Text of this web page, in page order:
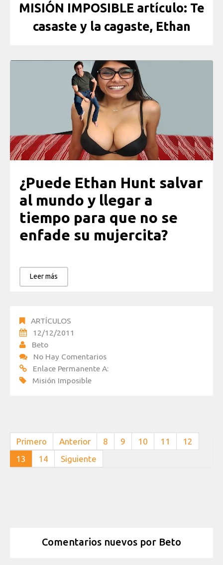
MISIÓN IMPOSIBLE artículo: Te
casaste y la cagaste, Ethan
¿Puede Ethan Hunt salvar
al mundo y llegar a
tiempo para que no se
enfade su mujercita?
Leer más
ARTÍCULOS
12/12/2011
Beto
No Hay Comentarios
Enlace Permanente A:
Misión Imposible
Primero Anterior 8 9 10 11
12
13
14 Siguiente
Comentarios nuevos por Beto